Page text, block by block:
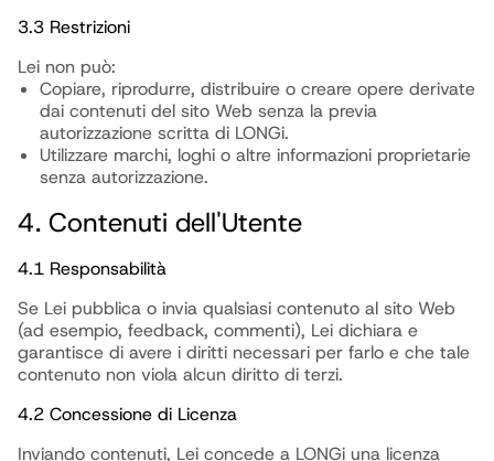
3.3 Restrizioni
Lei non può:
Copiare, riprodurre, distribuire o creare opere derivate
dai contenuti del sito Web senza la previa
autorizzazione scritta di LONGi.
Utilizzare marchi, loghi o altre informazioni proprietarie
senza autorizzazione.
4. Contenuti dell'Utente
4.1 Responsabilità
Se Lei pubblica o invia qualsiasi contenuto al sito Web
(ad esempio, feedback, commenti), Lei dichiara e
garantisce di avere i diritti necessari per farlo e che tale
contenuto non viola alcun diritto di terzi.
4.2 Concessione di Licenza
Inviando contenuti, Lei concede a LONGi una licenza